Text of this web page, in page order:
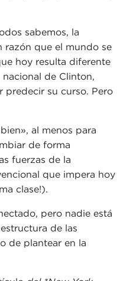
sabemos, la
razón que el mundo se
hoy resulta diferente
de Clinton,
predecir su curso. Pero
al menos para
de forma
fuerzas de la
que impera hoy
clase!).
pero nadie está
de las
de plantear en la